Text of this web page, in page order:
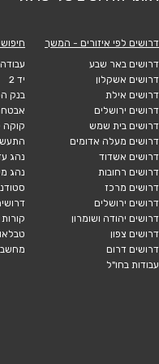
דרושים לפי איזורים - המשך
דרושים באר שבע
דרושים אשקלון
דרושים אילת
דרושים ירושלים
דרושים בית שמש
דרושים מעלה אדומים
דרושים אשדוד
דרושים רחובות
דרושים מרכז
דרושים ירושלים
דרושים יהודה ושומרון
דרושים צפון
דרושים דרום
עבודות בחו"ל
יד 2
בנק
קוקה
נהג עד 12
נהג מעל
קורות